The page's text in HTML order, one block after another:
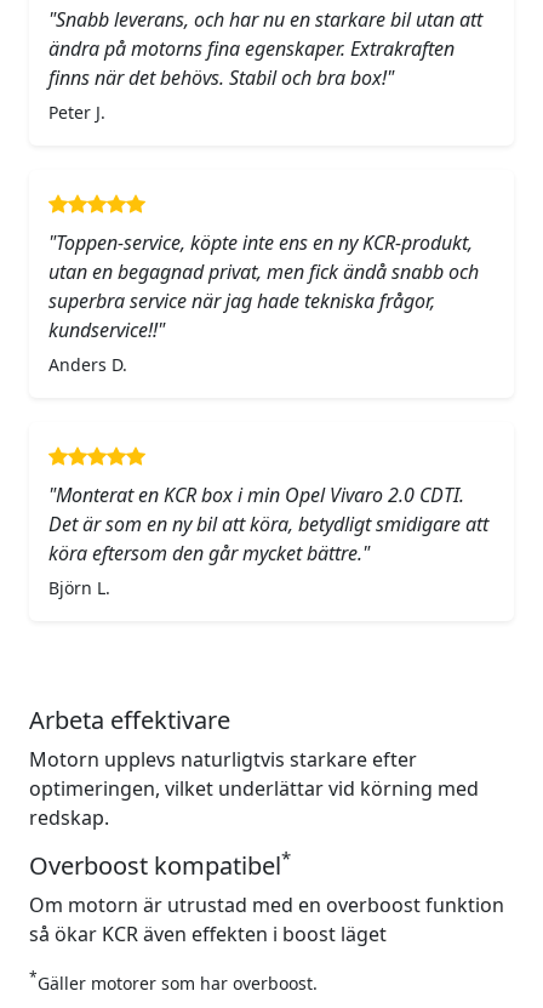
"Snabb leverans, och har nu en starkare bil utan att
ändra på motorns fina egenskaper. Extrakraften
finns när det behövs. Stabil och bra box!"
Peter J.
"Toppen-service, köpte inte ens en ny KCR-produkt,
utan en begagnad privat, men fick ändå snabb och
superbra service när jag hade tekniska frågor,
kundservice!!"
Anders D.
"Monterat en KCR box i min Opel Vivaro 2.0 CDTI.
Det är som en ny bil att köra, betydligt smidigare att
köra eftersom den går mycket bättre."
Björn L.
Arbeta effektivare
Motorn upplevs naturligtvis starkare efter
optimeringen, vilket underlättar vid körning med
redskap.
Overboost kompatibel*
Om motorn är utrustad med en overboost funktion
så ökar KCR även effekten i boost läget
*Gäller motorer som har overboost.